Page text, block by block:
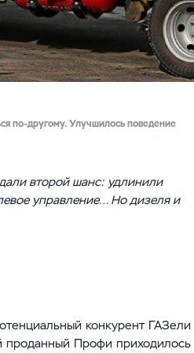
по-другому. Улучшилось поведение
второй шанс: удлинили
управление… Но дизеля и
конкурент ГАЗели
проданный Профи приходилось